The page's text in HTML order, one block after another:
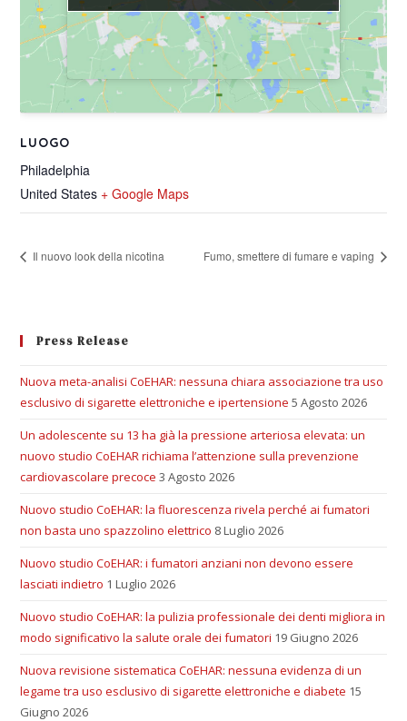
LUOGO
Philadelphia
United States + Google Maps
Il nuovo look della nicotina Fumo, smettere di fumare e vaping
Press Release
Nuova meta-analisi CoEHAR: nessuna chiara associazione tra uso
esclusivo di sigarette elettroniche e ipertensione 5 Agosto 2026
Un adolescente su 13 ha già la pressione arteriosa elevata: un
nuovo studio CoEHAR richiama l’attenzione sulla prevenzione
cardiovascolare precoce 3 Agosto 2026
Nuovo studio CoEHAR: la fluorescenza rivela perché ai fumatori
non basta uno spazzolino elettrico 8 Luglio 2026
Nuovo studio CoEHAR: i fumatori anziani non devono essere
lasciati indietro 1 Luglio 2026
Nuovo studio CoEHAR: la pulizia professionale dei denti migliora in
modo significativo la salute orale dei fumatori 19 Giugno 2026
Nuova revisione sistematica CoEHAR: nessuna evidenza di un
legame tra uso esclusivo di sigarette elettroniche e diabete 15
Giugno 2026